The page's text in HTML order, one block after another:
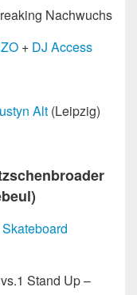
Nachwuchs
+ DJ Access
Alt (Leipzig)
Skateboard
Stand Up –